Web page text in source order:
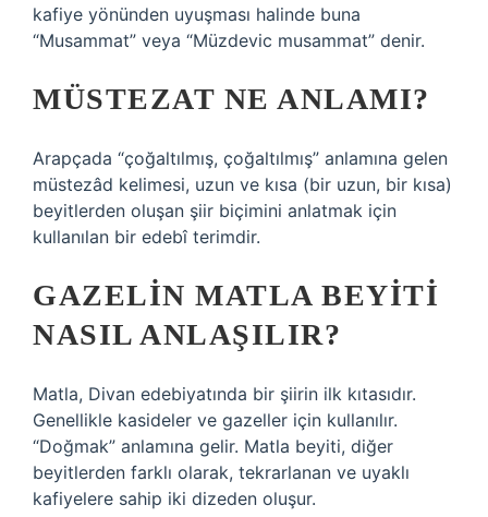
kafiye yönünden uyuşması halinde buna
“Musammat” veya “Müzdevic musammat” denir.
MÜSTEZAT NE ANLAMI?
Arapçada “çoğaltılmış, çoğaltılmış” anlamına gelen
müstezâd kelimesi, uzun ve kısa (bir uzun, bir kısa)
beyitlerden oluşan şiir biçimini anlatmak için
kullanılan bir edebî terimdir.
GAZELIN MATLA BEYITI
NASIL ANLAŞILIR?
Matla, Divan edebiyatında bir şiirin ilk kıtasıdır.
Genellikle kasideler ve gazeller için kullanılır.
“Doğmak” anlamına gelir. Matla beyiti, diğer
beyitlerden farklı olarak, tekrarlanan ve uyaklı
kafiyelere sahip iki dizeden oluşur.